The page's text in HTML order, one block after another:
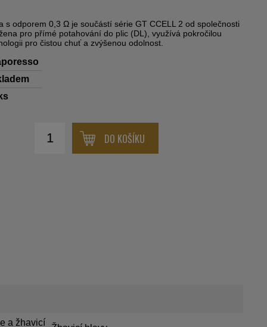
s odporem 0,3 Ω je součástí série GT CCELL 2 od společnosti
pro přímé potahování do plic (DL), využívá pokročilou
pro čistou chuť a zvýšenou odolnost.
DO KOŠÍKU
a žhavicí